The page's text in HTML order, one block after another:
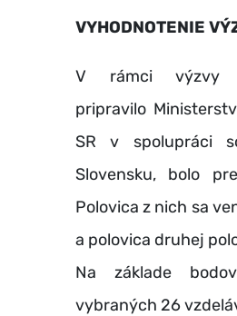
VYHODNOTENIE
V rámci výzvy
pripravilo
SR v spolupráci
Slovensku, bolo
Polovica z nich sa
a polovica druhej
Na základe
vybraných 26